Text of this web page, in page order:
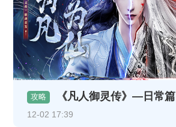
攻略 《凡人御灵传》—日常篇
12-02 17:39